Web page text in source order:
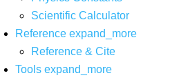
Scientific Calculator
Reference expand_more
Reference & Cite
Tools expand_more